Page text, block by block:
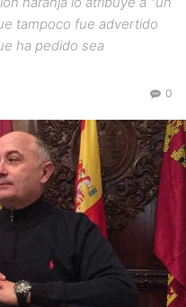
tampoco fue advertido
ha pedido sea
0